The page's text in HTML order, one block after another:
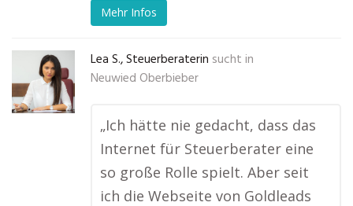
Mehr Infos
Lea S., Steuerberaterin sucht in
Neuwied Oberbieber
„Ich hätte nie gedacht, dass das
Internet für Steuerberater eine
so große Rolle spielt. Aber seit
ich die Webseite von Goldleads